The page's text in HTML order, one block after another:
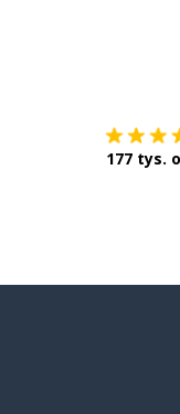
177 tys.